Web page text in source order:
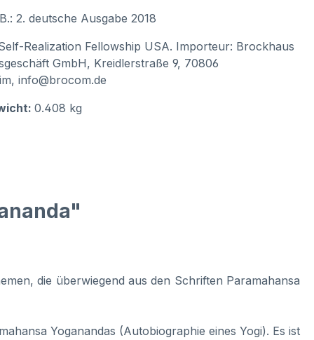
2. deutsche Ausgabe 2018
Realization Fellowship USA. Importeur: Brockhaus
GmbH, Kreidlerstraße 9, 70806
info@brocom.de
0.408 kg
die überwiegend aus den Schriften Paramahansa
Yoganandas (Autobiographie eines Yogi). Es ist